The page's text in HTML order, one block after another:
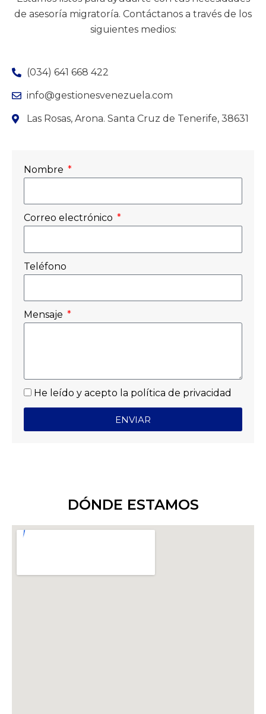
de asesoría migratoría. Contáctanos a través de los
siguientes medios:
(034) 641 668 422
info@gestionesvenezuela.com
Las Rosas, Arona. Santa Cruz de Tenerife, 38631
Nombre
Correo electrónico
Teléfono
Mensaje
He leído y acepto la política de privacidad
ENVIAR
DÓNDE ESTAMOS